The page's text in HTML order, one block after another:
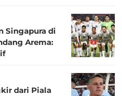
Singapura di
Arema:
dari Piala